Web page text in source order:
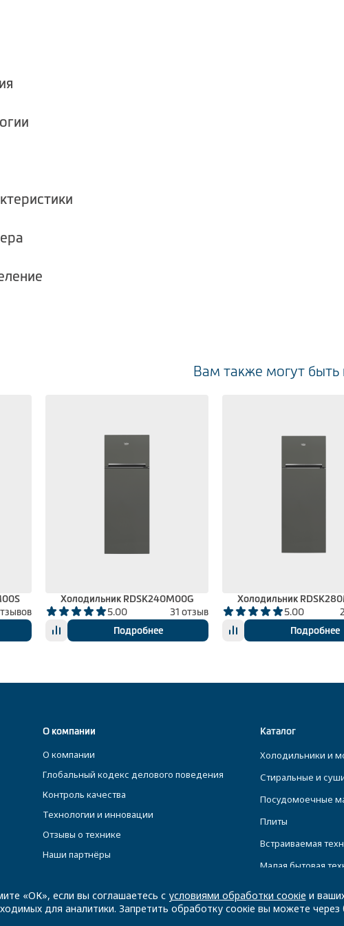
Вам также могут быть
Холодильник RDSK240M00G
5.00
31 отзыв
Подробнее
Холодильник
5.00
Подробнее
О компании
О компании
Глобальный кодекс делового поведения
Контроль качества
Технологии и инновации
Отзывы о технике
Наши партнёры
Каталог
Холодильники и
Стиральные и
Посудомоечные
Плиты
Встраиваемая
Малая бытовая
«ОК», если вы соглашаетесь с условиями обработки соокіе и
для аналитики. Запретить обработку соокіе вы можете через